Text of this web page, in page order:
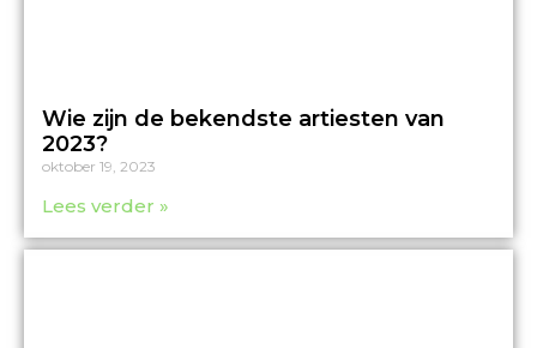
Wie zijn de bekendste artiesten van
2023?
oktober 19, 2023
Lees verder »